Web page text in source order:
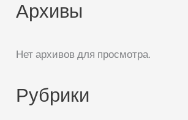
Архивы
Нет архивов для просмотра.
Рубрики